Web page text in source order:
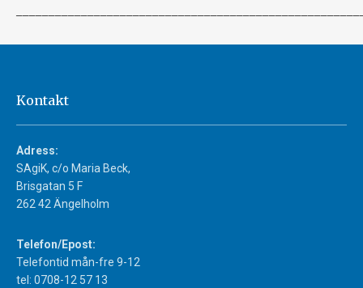
Kontakt
Adress:
SAgiK, c/o Maria Beck,
Brisgatan 5 F
262 42 Ängelholm
Telefon/Epost:
Telefontid mån-fre 9-12
tel: 0708-12 57 13